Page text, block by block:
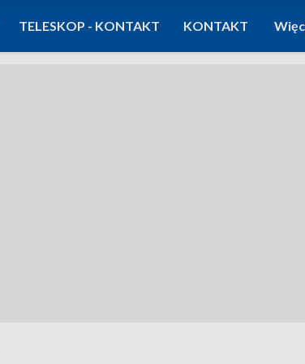
TELESKOP - KONTAKT KONTAKT